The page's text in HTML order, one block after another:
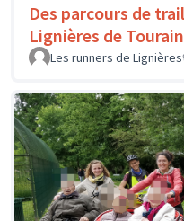
Des parcours de
Lignières de
Les runners de Lignières